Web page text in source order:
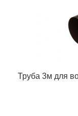
Труба 3м для